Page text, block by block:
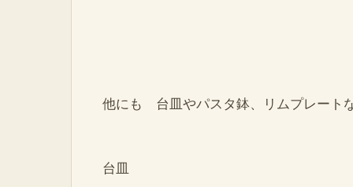
他にも 台皿やパスタ鉢、リムプレート
台皿